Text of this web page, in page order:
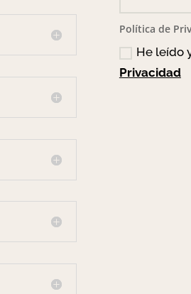
Política de
He leído
Privacidad